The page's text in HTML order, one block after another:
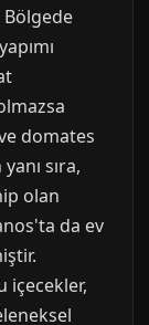
domates
sıra,
olan
da ev
içecekler,